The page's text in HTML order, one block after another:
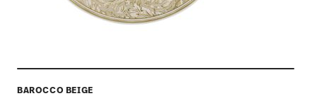
BAROCCO BEIGE